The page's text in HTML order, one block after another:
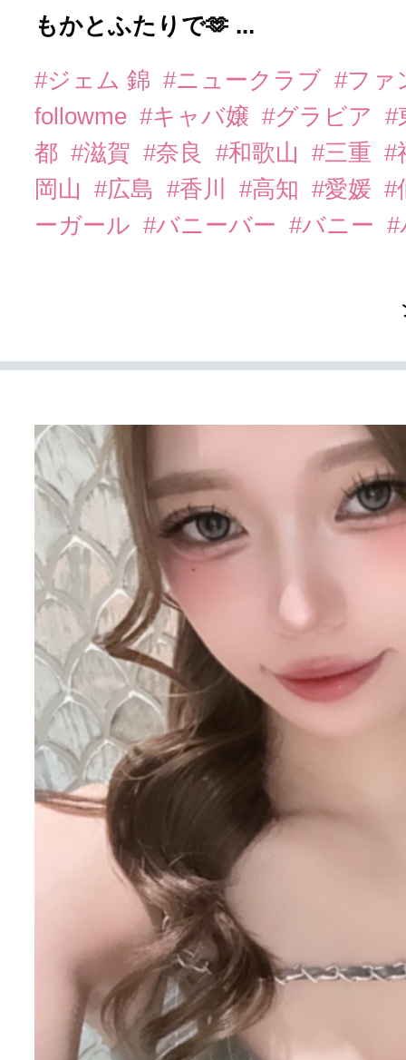
もかとふたりで🫶 ...
#ジェム 錦 #ニュークラブ #ファ
followme #キャバ嬢 #グラビア
#
都 #滋賀 #奈良 #和歌山 #三重 #
岡山
#広島 #香川 #高知 #愛媛 #
ーガール #バニーバー #バニー #